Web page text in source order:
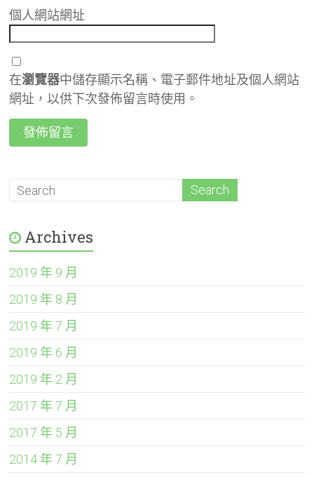
個人網站網址
在瀏覽器中儲存顯示名稱、電子郵件地址及個人網站
網址，以供下次發佈留言時使用。
Archives
2019 年 9 月
2019 年 8 月
2019 年 7 月
2019 年 6 月
2019 年 2 月
2017 年 7 月
2017 年 5 月
2014 年 7 月